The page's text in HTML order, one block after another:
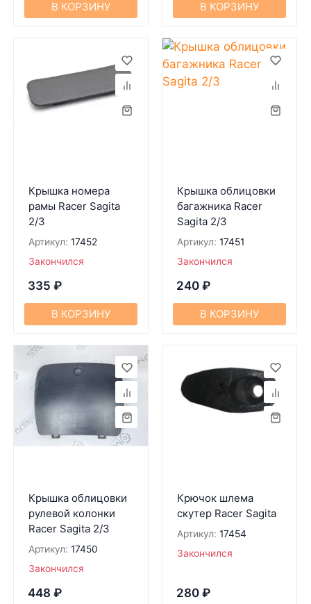
В КОРЗИНУ В КОРЗИНУ
Крышка номера
рамы Racer Sagita
2/3
Артикул: 17452
Закончился
335 ₽
В КОРЗИНУ
Крышка облицовки
багажника Racer
Sagita 2/3
Артикул: 17451
Закончился
240 ₽
В КОРЗИНУ
Крышка облицовки
рулевой колонки
Racer Sagita 2/3
Артикул: 17450
Закончился
448 ₽
Крючок шлема
скутер Racer Sagita
Артикул: 17454
Закончился
280 ₽